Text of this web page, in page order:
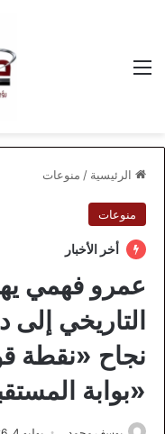
الرئيسية / منوعات
منوعات
أخر الأخبار
عمرو فهمي
نجاح «نقطة
«بوابة